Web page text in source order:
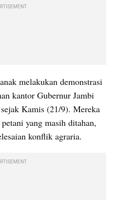
melakukan demonstrasi
kantor Gubernur Jambi
Kamis (21/9). Mereka
yang masih ditahan,
konflik agraria.